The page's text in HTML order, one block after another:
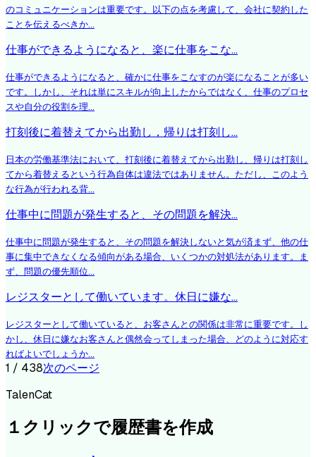
のコミュニケーションは重要です。以下の点を考慮して、会社に契約した
ことを伝えるべきか...
仕事ができるようになると、楽に仕事をこな...
仕事ができるようになると、確かに仕事をこなすのが楽になることが多い
です。しかし、それは単にスキルが向上したからではなく、仕事のプロセ
スや自分の役割を理...
打刻後に着替えてから出勤し，帰りは打刻し...
日本の労働基準法において、打刻後に着替えてから出勤し、帰りは打刻し
てから着替えるという行為自体は違法ではありません。ただし、このよう
な行為が行われる背...
仕事中に問題が発生すると、その問題を解決...
仕事中に問題が発生すると、その問題を解決しないと気が済まず、他の仕
事に集中できなくなる傾向がある場合、いくつかの対処法があります。ま
ず、問題の優先順位...
レジスターとして働いています。休日に嫌な...
レジスターとして働いていると、お客さんとの関係は非常に重要です。し
かし、休日に嫌なお客さんと偶然会ってしまった場合、どのように対応す
ればよいでしょうか...
1 / 438次のページ
TalenCat
１クリックで履歴書を作成